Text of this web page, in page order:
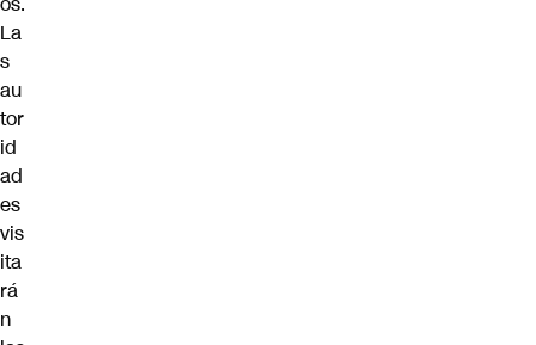
La
s
au
tor
id
ad
es
vis
ita
rá
n